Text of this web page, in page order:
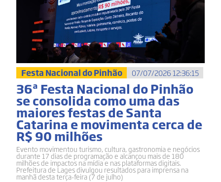
Festa Nacional do Pinhão 07/07/2026 12:36:15
36ª Festa Nacional do Pinhão
se consolida como uma das
maiores festas de Santa
Catarina e movimenta cerca de
R$ 90 milhões
Evento movimentou turismo, cultura, gastronomia e negócios
durante 17 dias de programação e alcançou mais de 180
milhões de impactos na mídia e nas plataformas digitais.
Prefeitura de Lages divulgou resultados para imprensa na
manhã desta terça-feira (7 de julho)